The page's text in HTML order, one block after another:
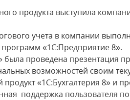
продукта выступила
учета в компании
«1С:Предприятие 8».
проведена презентация
возможностей своим
«1С:Бухгалтерия 8» и
поддержка пользователя